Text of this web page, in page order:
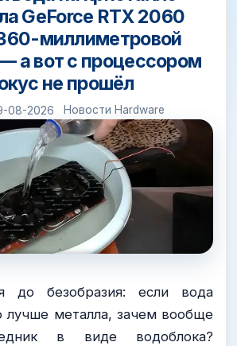
GeForce RTX 2060
миллиметровой
а вот с процессором
не прошёл
08-2026 Новости Hardware
до безобразия: если вода
лучше металла, зачем вообще
в виде водоблока?